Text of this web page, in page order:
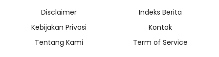
Disclaimer
Indeks Berita
Kebijakan Privasi
Kontak
Tentang Kami
Term of Service